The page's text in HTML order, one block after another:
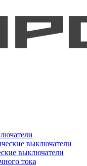
выключатели
выключатели
тока